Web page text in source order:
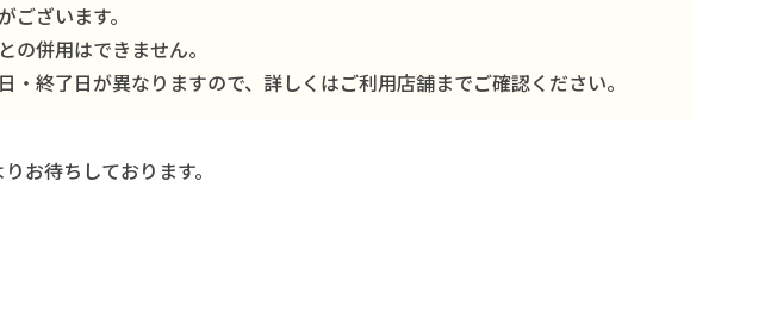
ざいます。
併用はできません。
・終了日が異なりますので、詳しくはご利用店舗までご確認ください。
お待ちしております。